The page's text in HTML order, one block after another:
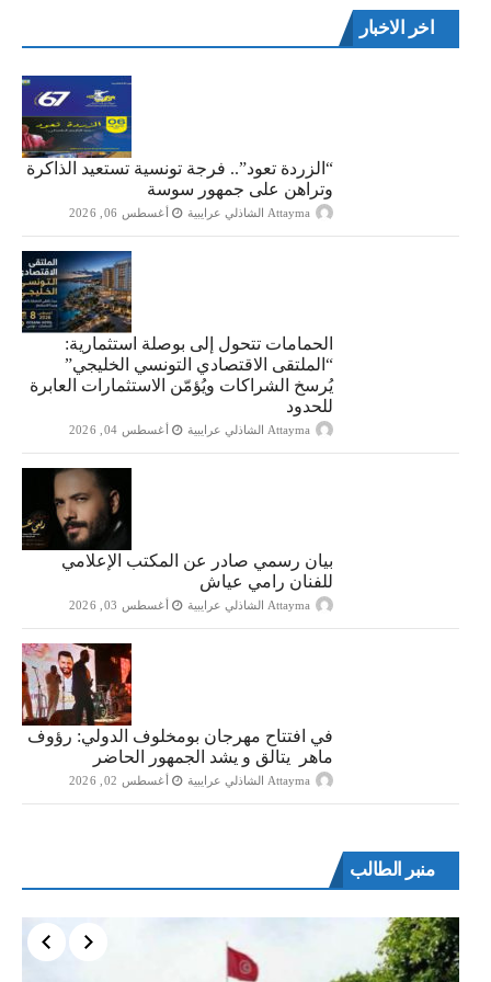
اخر الاخبار
“الزردة تعود”.. فرجة تونسية تستعيد الذاكرة
وتراهن على جمهور سوسة
Attayma الشاذلي عرايبية أغسطس 06, 2026
الحمامات تتحول إلى بوصلة استثمارية:
“الملتقى الاقتصادي التونسي الخليجي”
يُرسخ الشراكات ويُؤمّن الاستثمارات العابرة
للحدود
Attayma الشاذلي عرايبية أغسطس 04, 2026
بيان رسمي صادر عن المكتب الإعلامي
للفنان رامي عياش
Attayma الشاذلي عرايبية أغسطس 03, 2026
في افتتاح مهرجان بومخلوف الدولي: رؤوف
ماهر يتالق و يشد الجمهور الحاضر
Attayma الشاذلي عرايبية أغسطس 02, 2026
منبر الطالب